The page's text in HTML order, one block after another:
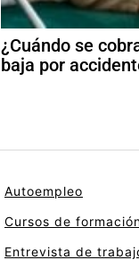
¿Cuándo se
baja por
Autoempleo
Cursos de
Entrevista de